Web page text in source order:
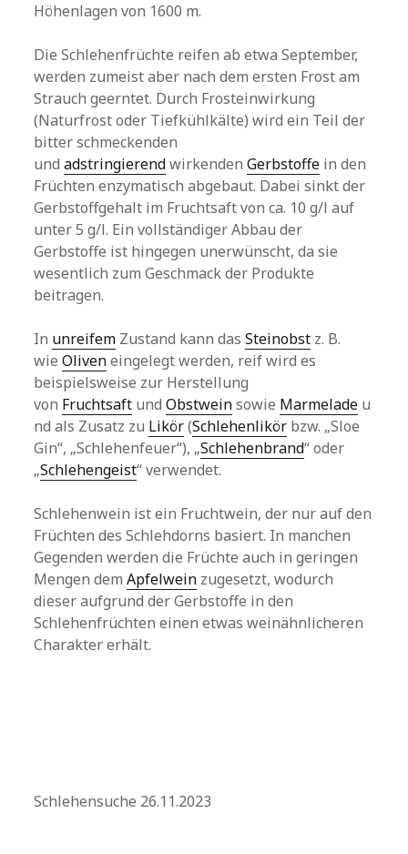
Höhenlagen von 1600 m.
Die Schlehenfrüchte reifen ab etwa September,
werden zumeist aber nach dem ersten Frost am
Strauch geerntet. Durch Frosteinwirkung
(Naturfrost oder Tiefkühlkälte) wird ein Teil der
bitter schmeckenden
undadstringierendwirkendenGerbstoffe in den
Früchten enzymatisch abgebaut. Dabei sinkt der
Gerbstoffgehalt im Fruchtsaft von ca. 10 g/l auf
unter 5 g/l. Ein vollständiger Abbau der
Gerbstoffe ist hingegen unerwünscht, da sie
wesentlich zum Geschmack der Produkte
beitragen.
In unreifem Zustand kann dasSteinobst z. B.
wieOliveneingelegt werden, reif wird es
beispielsweise zur Herstellung
von Fruchtsaft undObstweinsowie Marmelade u
nd als Zusatz zu Likör(Schlehenlikör bzw. „Sloe
Gin“, „Schlehenfeuer“), „Schlehenbrand“ oder
„Schlehengeist“ verwendet.
Schlehenwein ist ein Fruchtwein, der nur auf den
Früchten des Schlehdorns basiert. In manchen
Gegenden werden die Früchte auch in geringen
Mengen demApfelwein zugesetzt, wodurch
dieser aufgrund der Gerbstoffe in den
Schlehenfrüchten einen etwas weinähnlicheren
Charakter erhält.
Schlehensuche 26.11.2023